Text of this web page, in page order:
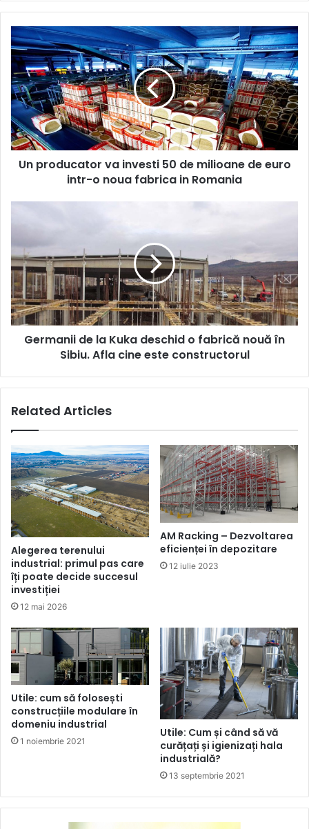
Un
producator
va
investi
50
de
milioane
de
euro
intr-
Un producator va investi 50 de milioane de euro
intr-o noua fabrica in Romania
Kuka
deschid
o
fabrică
nouă
în
Sibiu.Germanii de la Kuka deschid o fabrică nouă în
Sibiu. Afla cine este constructorul
Related Articles
Alegerea terenului
industrial: primul pas care
îți poate decide succesul
investiției
12 mai 2026
AM Racking – Dezvoltarea
eficienței în depozitare
12 iulie 2023
Utile: cum să folosești
construcțiile modulare în
domeniu industrial
1 noiembrie 2021
Utile: Cum și când să vă
curățați și igienizați hala
industrială?
13 septembrie 2021